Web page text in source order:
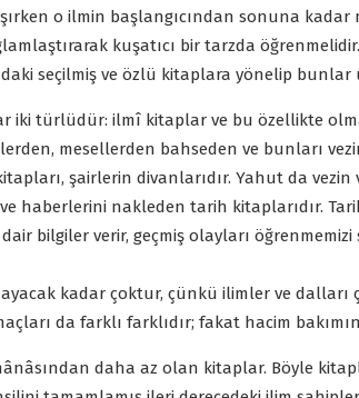
o ilmin başlangıcından sonuna
kuşatıcı bir tarzda öğrenmelidir.
seçilmiş ve özlü kitaplara yönelip bunlar
iki türlüdür: ilmî kitaplar ve bu özellikte
mesellerden bahseden ve bunları
şairlerin divanlarıdır. Yahut da
haberlerini nakleden tarih kitaplarıdır.
bilgiler verir, geçmiş olayları
kadar çoktur, çünkü ilimler ve dalları
da farklı farklıdır; fakat hacim
daha az olan kitaplar. Böyle